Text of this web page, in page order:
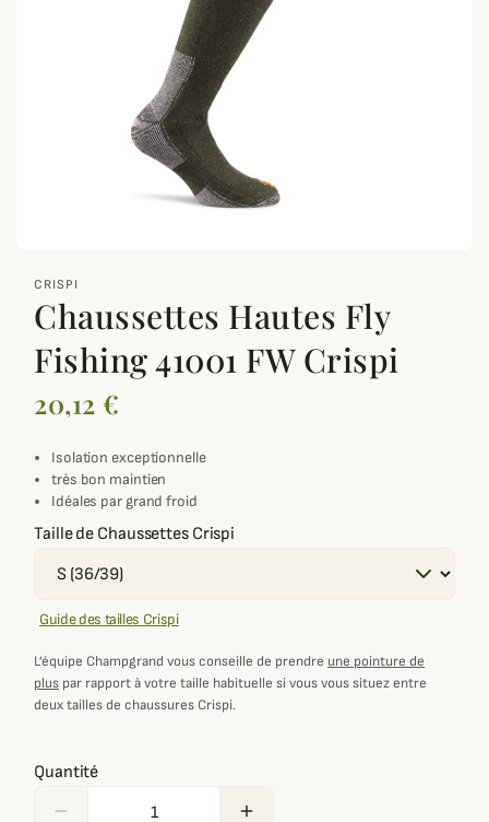
CRISPI
Chaussettes Hautes Fly
Fishing 41001 FW Crispi
20,12 €
Isolation exceptionnelle
très bon maintien
Idéales par grand froid
Taille de Chaussettes Crispi
Guide des tailles Crispi
L’équipe Champgrand vous conseille de prendre une pointure de
plus par rapport à votre taille habituelle si vous vous situez entre
deux tailles de chaussures Crispi.
Quantité
remove add